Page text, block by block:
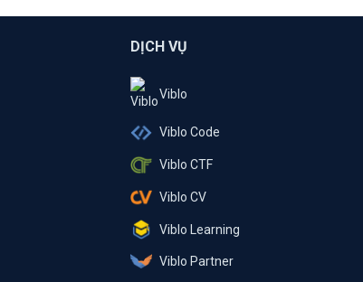
DỊCH VỤ
Viblo
Viblo Code
Viblo CTF
Viblo CV
Viblo Learning
Viblo Partner